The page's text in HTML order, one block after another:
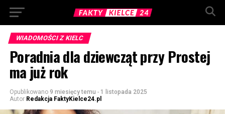
WIADOMOŚCI Z KIELC
Poradnia dla dziewcząt przy Prostej
ma już rok
Opublikowano 9 miesięcy temu - 1 listopada 2025
Autor Redakcja FaktyKielce24.pl